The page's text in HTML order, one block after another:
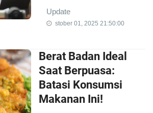
Update
stober 01, 2025 21:50:00
Berat Badan Ideal
Saat Berpuasa:
Batasi Konsumsi
Makanan Ini!